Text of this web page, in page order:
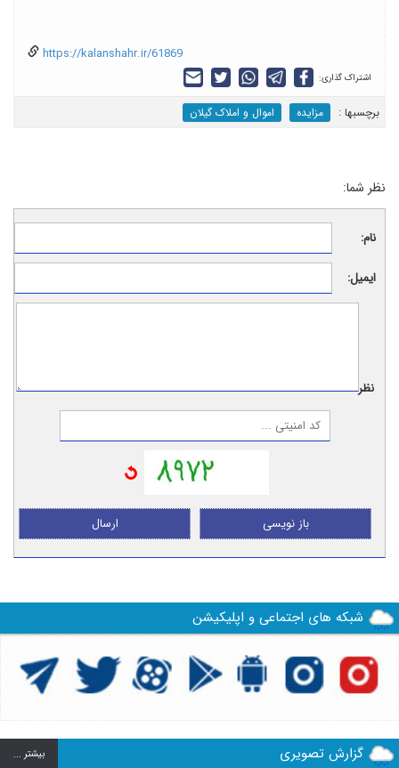
https://kalanshahr.ir/61869
اشتراک گذاری:
برچسب‎ها : مزایده اموال و املاک گیلان
نظر شما:
نام:
ایمیل:
نظر:
ارسال باز نویسی
شبکه های اجتماعی و اپلیکیشن
گزارش تصویری بيشتر ...